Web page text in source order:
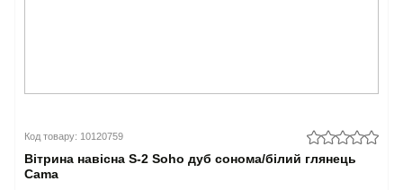
Код товару: 10120759
Вітрина навісна S-2 Soho дуб сонома/білий глянець
Cama